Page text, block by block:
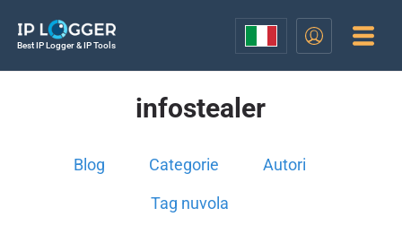
Best IP Logger & IP Tools
infostealer
Blog Categorie Autori
Tag nuvola